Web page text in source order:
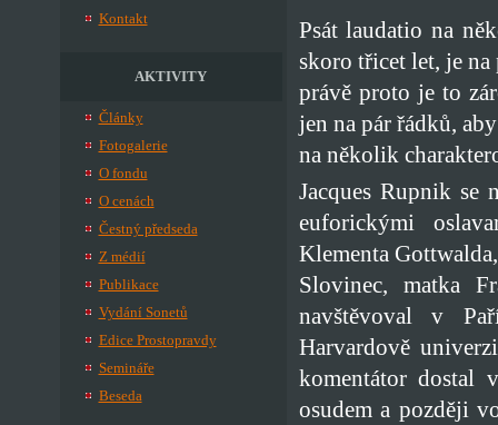
Kontakt
AKTIVITY
Články
Fotogalerie
O fondu
O cenách
Čestný předseda
Z médií
Publikace
Vydání Sonetů
Edice Prostopravdy
Semináře
Beseda
Psát laudatio na
skoro třicet let, je
právě proto je to
jen na pár řádků,
na několik
Jacques Rupnik se
euforickými
Klementa
Slovinec, matka
navštěvoval v
Harvardově
komentátor
osudem a později